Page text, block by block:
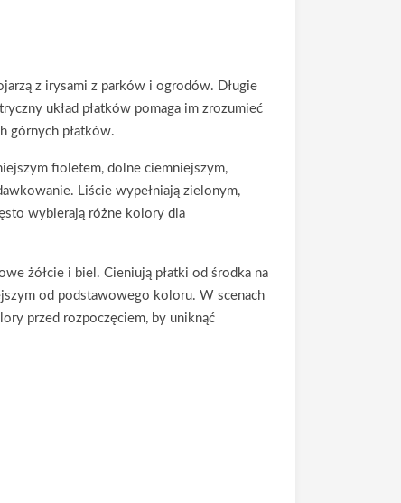
z irysami z parków i ogrodów. Długie
układ płatków pomaga im zrozumieć
górnych płatków.
fioletem, dolne ciemniejszym,
Liście wypełniają zielonym,
wybierają różne kolory dla
żółcie i biel. Cieniują płatki od środka na
od podstawowego koloru. W scenach
przed rozpoczęciem, by uniknąć